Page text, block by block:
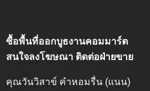
ซื้อพื้นที่ออกบูธงานคอมมาร์ต
สนใจลงโฆษณา ติดต่อฝ่ายขาย
คุณวันวิสาข์ คำหอมรื่น (แนน)